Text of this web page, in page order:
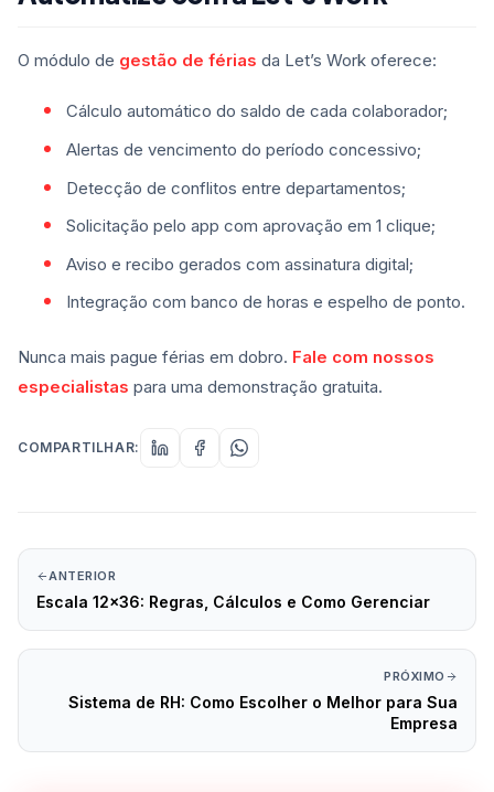
O módulo de gestão de férias da Let’s Work oferece:
Cálculo automático do saldo de cada colaborador;
Alertas de vencimento do período concessivo;
Detecção de conflitos entre departamentos;
Solicitação pelo app com aprovação em 1 clique;
Aviso e recibo gerados com assinatura digital;
Integração com banco de horas e espelho de ponto.
Nunca mais pague férias em dobro. Fale com nossos
especialistas para uma demonstração gratuita.
COMPARTILHAR:
ANTERIOR
Escala 12x36: Regras, Cálculos e Como Gerenciar
PRÓXIMO
Sistema de RH: Como Escolher o Melhor para Sua
Empresa